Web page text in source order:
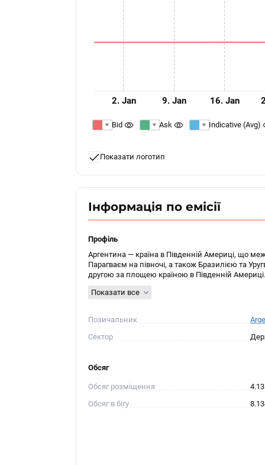
2. Jan 9. Jan 16. Jan
Bid Ask Indicative (Avg)
Показати логотип
Інформація по емісії
Профіль
Аргентина — країна в Південній Америці, що
Парагваєм на півночі, а також Бразилією та
другою за площею країною в Південній
Показати все
Позичальник
Сектор
Обсяг
Обсяг розміщення
Обсяг в бігу